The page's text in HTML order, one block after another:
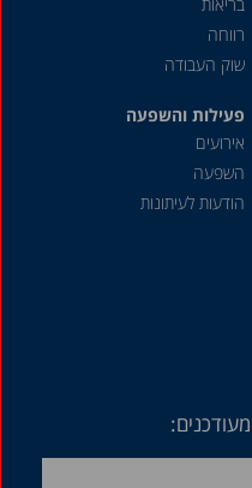
רווחה
שוק העבודה
פעילות והשפעה
אירועים
השפעה
הודעות לעיתונות